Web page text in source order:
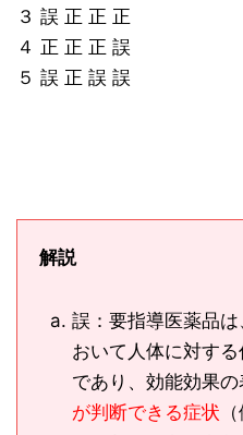
３ 誤 正 正 正
４ 正 正 正 誤
５ 誤 正 誤 誤
解説
誤：要指導医薬品
おいて人体に対す
であり、効能効果の
が判断できる症状